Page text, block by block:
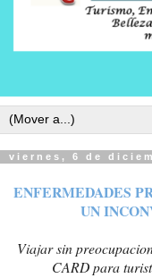
viernes, 6 de
ENFERMEDADES
UN
Viajar sin
CARD para